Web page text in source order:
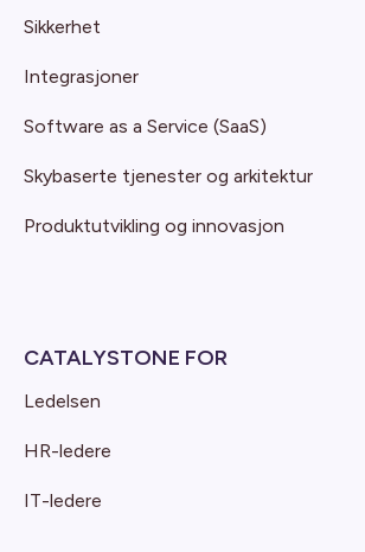
Sikkerhet
Integrasjoner
Software as a Service (SaaS)
Skybaserte tjenester og arkitektur
Produktutvikling og innovasjon
CATALYSTONE FOR
Ledelsen
HR-ledere
IT-ledere